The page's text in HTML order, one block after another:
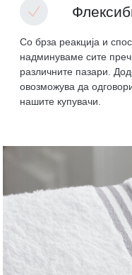
Со брза реакција и
надминуваме сите
различните пазари.
овозможува да
нашите купувачи.